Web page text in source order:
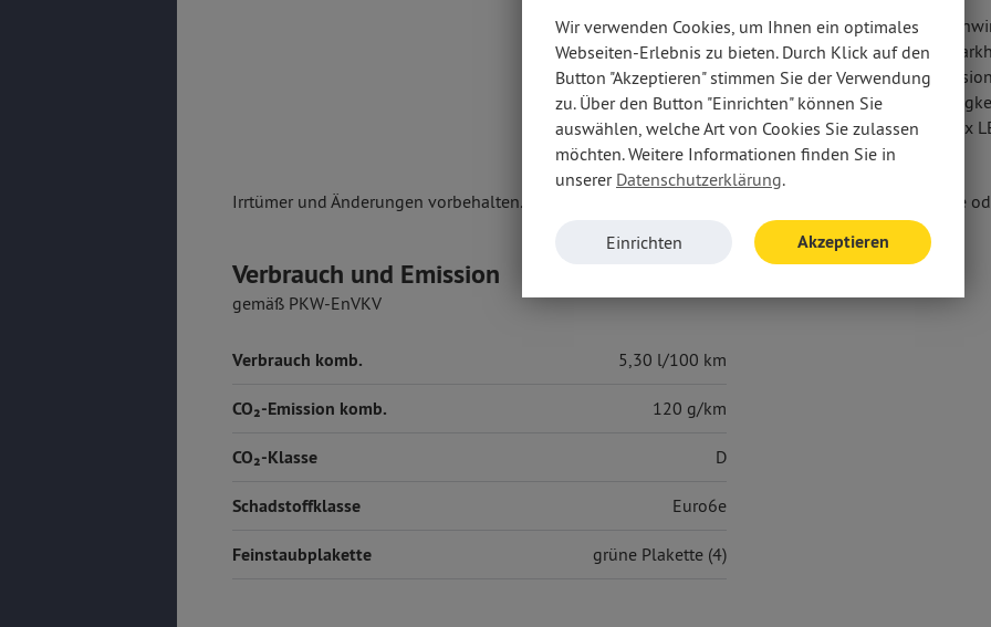
Seitenairbag vorn
Matrix
Irrtümer und Änderungen vorbehalten. Weitere Informationen erhalten Sie unter www.thuellen.de
Verbrauch und Emission
gemäß PKW-EnVKV
Verbrauch komb. 5,30 l/100 km
CO₂-Emission komb. 120 g/km
CO₂-Klasse D
Schadstoffklasse Euro6e
Feinstaubplakette grüne Plakette (4)
Wir verwenden Cookies, um Ihnen ein optimales
Webseiten-Erlebnis zu bieten. Durch Klick auf den
Button "Akzeptieren" stimmen Sie der Verwendung
zu. Über den Button "Einrichten" können Sie
auswählen, welche Art von Cookies Sie zulassen
möchten. Weitere Informationen finden Sie in
unserer Datenschutzerklärung.
Einrichten Akzeptieren